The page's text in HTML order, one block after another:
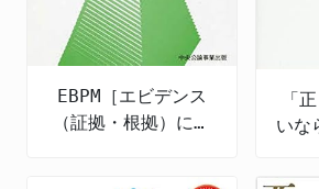
EBPM［エビデンス
（証拠・根拠）に基
「
いな